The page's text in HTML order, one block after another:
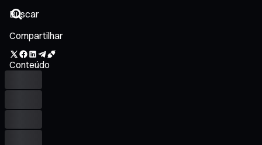
Compartilhar
Conteúdo